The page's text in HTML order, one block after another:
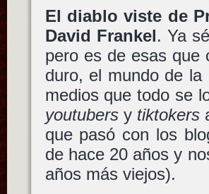
El diablo viste de
David Frankel. Ya
pero es de esas que
duro, el mundo de
medios que todo se
youtubersy tiktokers
que pasó con los
de hace 20 años y
años más viejos).